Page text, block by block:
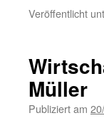
Veröffentlicht
Müller
Publiziert am